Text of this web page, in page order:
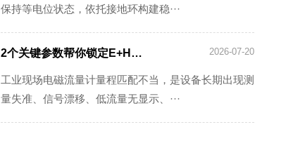
保持等电位状态，依托接地环构建稳···
2个关键参数帮你锁定E+H流量计最适合的量程 2026-07-20
工业现场电磁流量计量程匹配不当，是设备长期出现测
量失准、信号漂移、低流量无显示、···